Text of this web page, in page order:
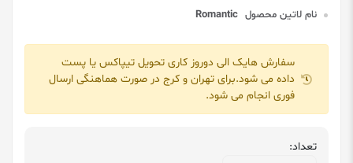
نام لاتین محصول Romantic
سفارش هایک الی دوروز کاری تحویل تیپاکس یا پست
داده می شود.برای تهران و کرج در صورت هماهنگی ارسال
فوری انجام می شود.
تعداد: